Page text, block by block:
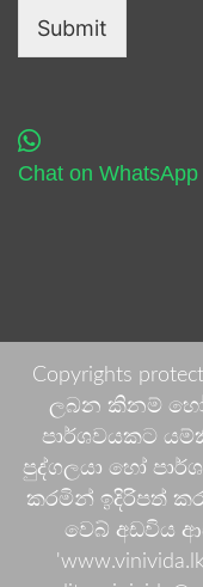
Submit
Chat on
Copyrights
ලබන කිනම් හෝ
පාර්ශවයකට
පුද්ගලයා හෝ
කරමින් ඉදිරිපත්
වෙබ් අඩවිය